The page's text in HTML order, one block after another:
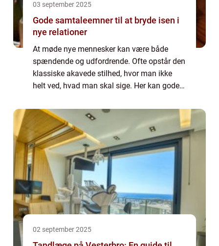
03 september 2025
Gode samtaleemner til at bryde isen i
nye relationer
At møde nye mennesker kan være både
spændende og udfordrende. Ofte opstår den
klassiske akavede stilhed, hvor man ikke
helt ved, hvad man skal sige. Her kan gode
o...
02 september 2025